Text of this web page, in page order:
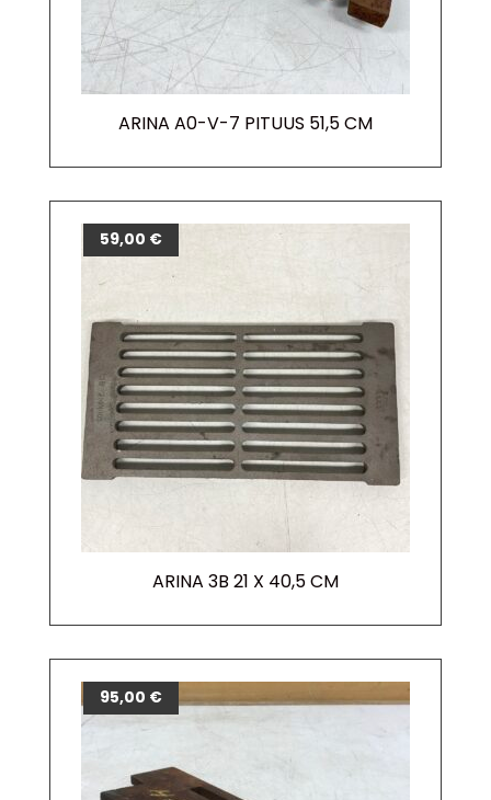
ARINA A0-V-7 PITUUS 51,5 CM
ARINA 3B 21 X 40,5 CM
59,00 €
95,00 €